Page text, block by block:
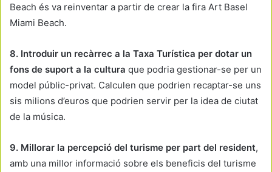
Beach és va reinventar a partir de crear la fira Art Basel
Miami Beach.
8. Introduir un recàrrec a la Taxa Turística per dotar un
fons de suport a la cultura que podria gestionar-se per un
model públic-privat. Calculen que podrien recaptar-se uns
sis milions d’euros que podrien servir per la idea de ciutat
de la música.
9. Millorar la percepció del turisme per part del resident,
amb una millor informació sobre els beneficis del turisme